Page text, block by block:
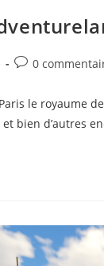
Commentaires
la
publication :
0
le royaume
bien d’autres